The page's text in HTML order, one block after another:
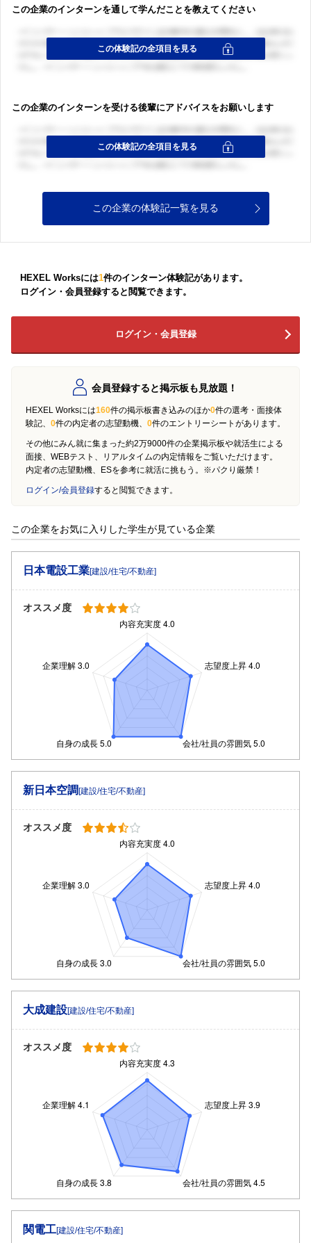
この企業のインターンを通して学んだことを教えてください
この企業のインターンを受ける後輩にアドバイスをお願いします
この企業の体験記一覧を見る
HEXEL Worksには1件のインターン体験記があります。
ログイン・会員登録すると閲覧できます。
ログイン・会員登録
会員登録すると掲示板も見放題！
HEXEL Worksには160件の掲示板書き込みのほか0件の選考・面接体
験記、 0件の内定者の志望動機、 0件のエントリーシートがあります。
その他にみん就に集まった約2万9000件の企業掲示板や就活生による
面接、WEBテスト、リアルタイムの内定情報をご覧いただけます。
内定者の志望動機、ESを参考に就活に挑もう。※パクり厳禁！
ログイン/会員登録すると閲覧できます。
この企業をお気に入りした学生が見ている企業
日本電設工業[建設/住宅/不動産]
オススメ度
新日本空調[建設/住宅/不動産]
オススメ度
大成建設[建設/住宅/不動産]
オススメ度
関電工[建設/住宅/不動産]
ログイン・会員登録